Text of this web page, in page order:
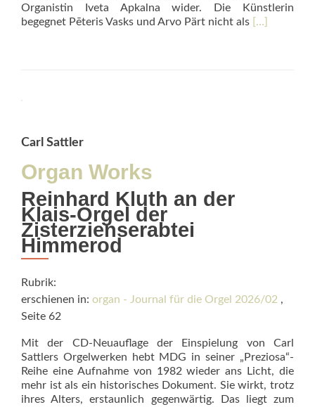
Organistin Iveta Apkalna wider. Die Künstlerin
begegnet Pēteris Vasks und Arvo Pärt nicht als Read
[…]
Carl Sattler
Organ Works
Reinhard Kluth an der
Klais-Orgel der
Zisterzienserabtei
Himmerod
Rubrik:
erschienen in: organ - Journal für die Orgel 2026/02 ,
Seite 62
Mit der CD-Neuauflage der Einspielung von Carl
Sattlers Orgelwerken hebt MDG in seiner „Preziosa“-
Reihe eine Aufnahme von 1982 wieder ans Licht, die
mehr ist als ein historisches Dokument. Sie wirkt, trotz
ihres Alters, erstaunlich gegenwärtig. Das liegt zum